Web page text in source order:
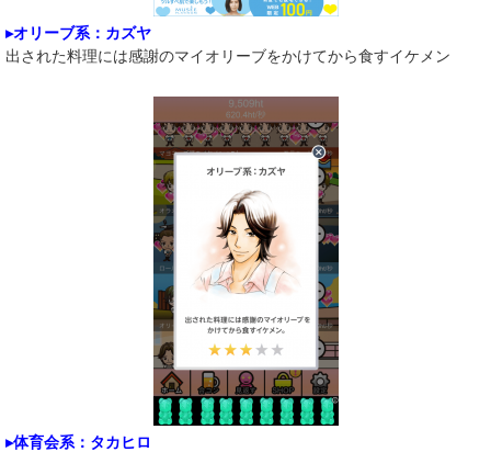
▸オリーブ系：カズヤ
出された料理には感謝のマイオリーブをかけてから食すイケメン
▸体育会系：タカヒロ